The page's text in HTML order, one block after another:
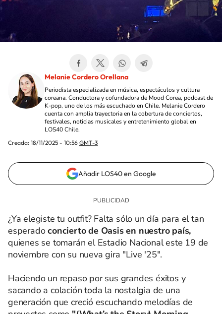
Melanie Cordero Orellana
Periodista especializada en música, espectáculos y cultura
coreana. Conductora y cofundadora de Mood Corea, podcast de
K-pop, uno de los más escuchado en Chile. Melanie Cordero
cuenta con amplia trayectoria en la cobertura de conciertos,
festivales, noticias musicales y entretenimiento global en
LOS40 Chile.
Creada: 18/11/2025 - 10:56 GMT-3
Añadir LOS40 en Google
¿Ya elegiste tu outfit? Falta sólo un día para el tan
esperadoconcierto de Oasis en nuestro país,
quienes se tomarán el Estadio Nacional este 19 de
noviembre con su nueva gira "Live '25".
Haciendo un repaso por sus grandes éxitos y
sacando a colación toda la nostalgia de una
generación que creció escuchando melodías de